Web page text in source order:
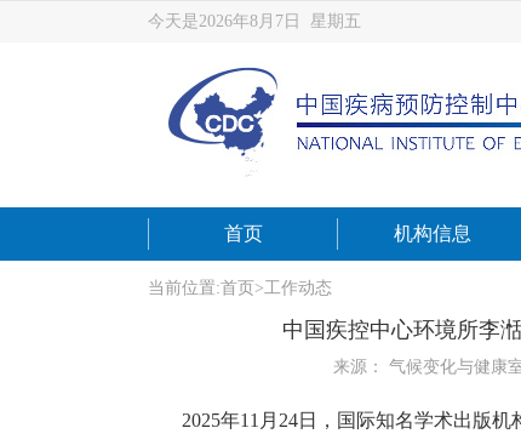
今天是2026年8月7日 星期五
首页 机构信息
当前位置:首页 >工作动态
中国疾控中心环境所李
来源： 气候变化与健康
2025年11月24日，国际知名学术出版机